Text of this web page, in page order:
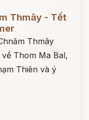
Thmây - Tết
Thmây
Thom Ma Bal,
Thiên và ý